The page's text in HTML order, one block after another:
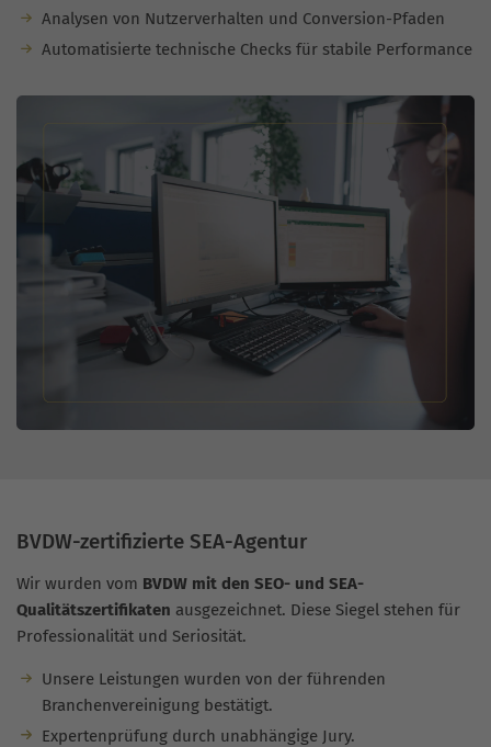
Analysen von Nutzerverhalten und Conversion-Pfaden
Automatisierte technische Checks für stabile Performance
BVDW-zertifizierte SEA-Agentur
Wir wurden vom BVDW mit den SEO- und SEA-
Qualitätszertifikaten ausgezeichnet. Diese Siegel stehen für
Professionalität und Seriosität.
Unsere Leistungen wurden von der führenden
Branchenvereinigung bestätigt.
Expertenprüfung durch unabhängige Jury.